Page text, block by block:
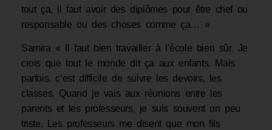
tout ça, il faut avoir des diplômes pour être chef ou
responsable ou des choses comme ça… »
Samira « Il faut bien travailler à l’école bien sûr. Je
crois que tout le monde dit ça aux enfants. Mais
parfois, c’est difficile de suivre les devoirs, les
classes. Quand je vais aux réunions entre les
parents et les professeurs, je suis souvent un peu
triste. Les professeurs me disent que mon fils